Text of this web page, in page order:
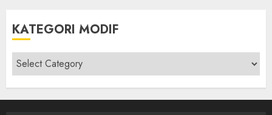
KATEGORI MODIF
Kategori
modif